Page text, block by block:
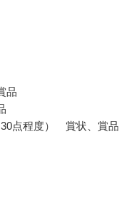
品
点程度） 賞状、賞品